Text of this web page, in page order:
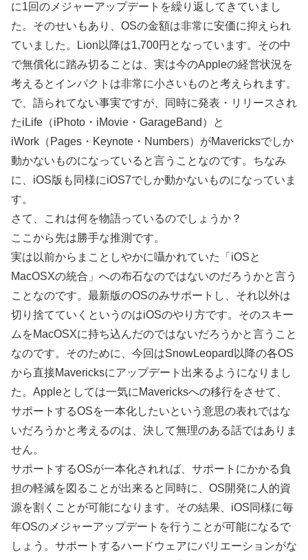
に1回のメジャーアップデートを繰り返してきていまし
た。そのせいもあり、OSの金額は非常に安価に抑えられ
ていました。Lion以降は1,700円となっています。その中
で無償化に踏み切ることは、実は今のAppleの経営状況を
考えるとインパクトは非常に小さいものと考えられます。
で、語られてない事実ですが、同時に発表・リリースされ
たiLife（iPhoto・iMovie・GarageBand）と
iWork（Pages・Keynote・Numbers）がMavericksでしか
動かないものになっていると言うことなのです。ちなみ
に、iOS版も同様にiOS7でしか動かないものになっていま
す。
さて、これは何を物語っているのでしょうか？
ここから先は勝手な推測です。
実は以前からまことしやかに囁かれていた「iOSと
MacOSXの統合」への布石なのではないのだろうかと言う
ことなのです。最新版のOSのみサポートし、それ以外は
切り捨てていくというのはiOSのやり方です。そのスキー
ムをMacOSXに持ち込んだのではないだろうかと言うこと
なのです。そのために、今回はSnowLeopard以降の各OS
から直接Mavericksにアップデート出来るようになりまし
た。Appleとしては一気にMavericksへの移行をさせて、
サポートするOSを一本化したいという意思の表れではな
いだろうかと考えるのは、決して無理のある話ではありま
せん。
サポートするOSが一本化されれば、サポートにかかる負
担の軽減を図ることが出来ると同時に、OS開発に人的資
源を割くことが可能になります。その結果、iOS同様に毎
年OSのメジャーアップデートを行うことが可能になるで
しょう。サポートするハードウェアにバリエーションがな